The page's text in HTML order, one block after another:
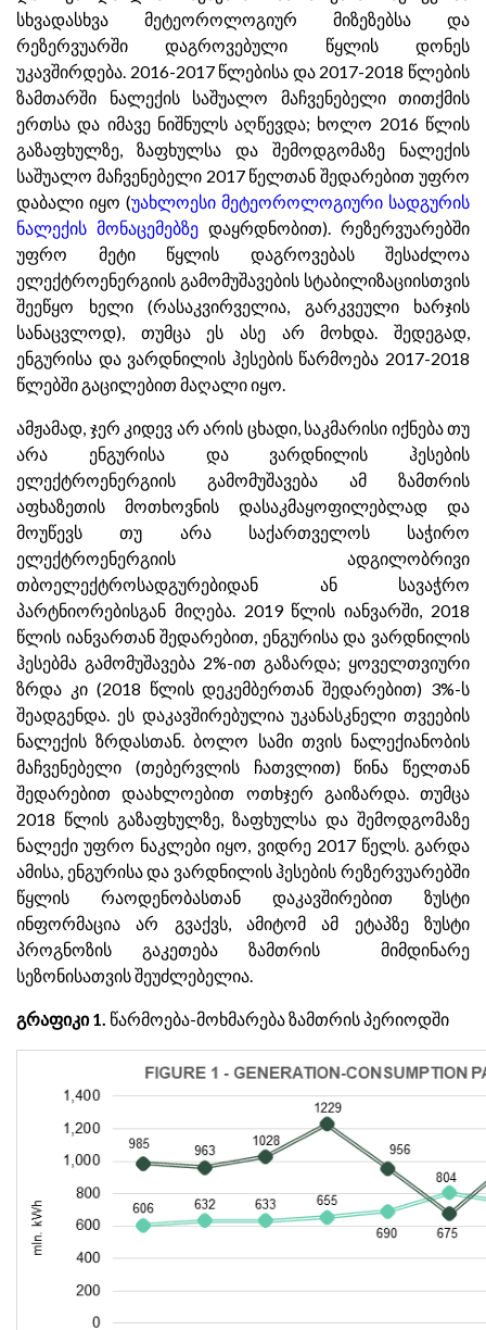
სხვადასხვა მეტეოროლოგიურ მიზეზებსა და
რეზერვუარში დაგროვებული წყლის დონეს
უკავშირდება. 2016-2017 წლებისა და 2017-2018 წლების
ზამთარში ნალექის საშუალო მაჩვენებელი თითქმის
ერთსა და იმავე ნიშნულს აღწევდა; ხოლო 2016 წლის
გაზაფხულზე, ზაფხულსა და შემოდგომაზე ნალექის
საშუალო მაჩვენებელი 2017 წელთან შედარებით უფრო
დაბალი იყო (უახლოესი მეტეოროლოგიური სადგურის
ნალექის მონაცემებზე დაყრდნობით). რეზერვუარებში
უფრო მეტი წყლის დაგროვებას შესაძლოა
ელექტროენერგიის გამომუშავების სტაბილიზაციისთვის
შეეწყო ხელი (რასაკვირველია, გარკვეული ხარჯის
სანაცვლოდ), თუმცა ეს ასე არ მოხდა. შედეგად,
ენგურისა და ვარდნილის ჰესების წარმოება 2017-2018
წლებში გაცილებით მაღალი იყო.
ამჟამად, ჯერ კიდევ არ არის ცხადი, საკმარისი იქნება თუ
არა ენგურისა და ვარდნილის ჰესების
ელექტროენერგიის გამომუშავება ამ ზამთრის
აფხაზეთის მოთხოვნის დასაკმაყოფილებლად და
მოუწევს თუ არა საქართველოს საჭირო
ელექტროენერგიის ადგილობრივი
თბოელექტროსადგურებიდან ან სავაჭრო
პარტნიორებისგან მიღება. 2019 წლის იანვარში, 2018
წლის იანვართან შედარებით, ენგურისა და ვარდნილის
ჰესებმა გამომუშავება 2%-ით გაზარდა; ყოველთვიური
ზრდა კი (2018 წლის დეკემბერთან შედარებით) 3%-ს
შეადგენდა. ეს დაკავშირებულია უკანასკნელი თვეების
ნალექის ზრდასთან. ბოლო სამი თვის ნალექიანობის
მაჩვენებელი (თებერვლის ჩათვლით) წინა წელთან
შედარებით დაახლოებით ოთხჯერ გაიზარდა. თუმცა
2018 წლის გაზაფხულზე, ზაფხულსა და შემოდგომაზე
ნალექი უფრო ნაკლები იყო, ვიდრე 2017 წელს. გარდა
ამისა, ენგურისა და ვარდნილის ჰესების რეზერვუარებში
წყლის რაოდენობასთან დაკავშირებით ზუსტი
ინფორმაცია არ გვაქვს, ამიტომ ამ ეტაპზე ზუსტი
პროგნოზის გაკეთება ზამთრის მიმდინარე
სეზონისათვის შეუძლებელია.
გრაფიკი 1. წარმოება-მოხმარება ზამთრის პერიოდში